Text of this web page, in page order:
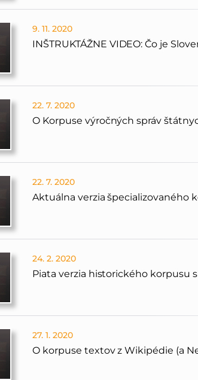
9. 11. 2020
INŠTRUKTÁŽNE VIDEO: Čo je
22. 7. 2020
O Korpuse výročných správ
22. 7. 2020
Aktuálna verzia špecializovaného
24. 2. 2020
Piata verzia historického korpusu
27. 1. 2020
O korpuse textov z Wikipédie (a